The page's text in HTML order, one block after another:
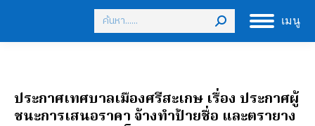
เมนู
Search:
ประกาศเทศบาลเมืองศรีสะเกษ เรื่อง ประกาศผู้
ชนะการเสนอราคา จ้างทำป้ายชื่อ และตรายาง